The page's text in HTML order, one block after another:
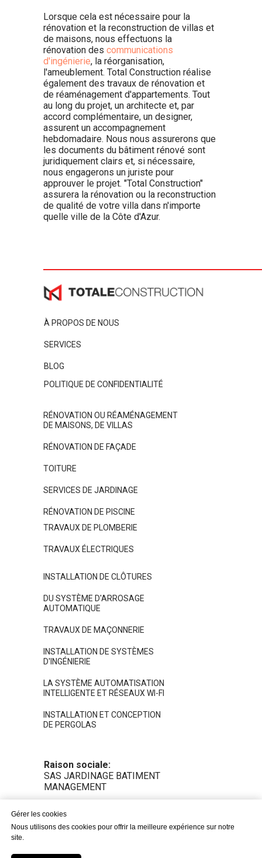
Gérer les cookies
Nous utilisons des cookies pour offrir la meilleure expérience sur notre
site.
Lorsque cela est nécessaire pour la
rénovation et la reconstruction de villas et
de maisons, nous effectuons la
rénovation des communications
d'ingénierie, la réorganisation,
l'ameublement. Total Construction réalise
également des travaux de rénovation et
de réaménagement d'appartements. Tout
au long du projet, un architecte et, par
accord complémentaire, un designer,
assurent un accompagnement
hebdomadaire. Nous nous assurerons que
les documents du bâtiment rénové sont
juridiquement clairs et, si nécessaire,
nous engagerons un juriste pour
approuver le projet. "Total Construction"
assurera la rénovation ou la reconstruction
de qualité de votre villa dans n'importe
quelle ville de la Côte d'Azur.
À PROPOS DE NOUS
BLOG
POLITIQUE DE CONFIDENTIALITÉ
SERVICES
Raison sociale:
SAS JARDINAGE BATIMENT
MANAGEMENT
Adresse siege social:
383 Boulevard Georges Courteline,
06250, Mougins
TOITURE
RÉNOVATION OU RÉAMÉNAGEMENT
DE MAISONS, DE VILLAS
SERVICES DE JARDINAGE
RÉNOVATION DE FAÇADE
RÉNOVATION DE PISCINE
INSTALLATION DE CLÔTURES
DU SYSTÈME D'ARROSAGE
AUTOMATIQUE
TRAVAUX DE MAÇONNERIE
INSTALLATION DE SYSTÈMES
D'INGÉNIERIE
LA SYSTÈME AUTOMATISATION
INTELLIGENTE ET RÉSEAUX WI-FI
TRAVAUX ÉLECTRIQUES
TRAVAUX DE PLOMBERIE
INSTALLATION ET CONCEPTION
DE PERGOLAS
Gérer les cookies
Nous utilisons des cookies pour offrir la meilleure expérience sur notre
site.